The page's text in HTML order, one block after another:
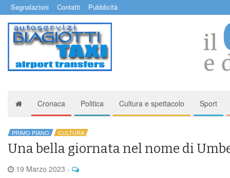
Segnalazioni Contatti Pubblicità
Cronaca Politica Cultura e spettacolo Sport
PRIMO PIANO CULTURA
Una bella giornata nel nome di
19 Marzo 2023 -